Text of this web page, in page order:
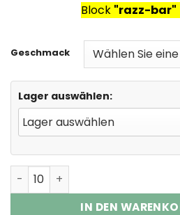
Block "razz-bar"
Geschmack
Lager auswählen:
Razz Bar 65K Plus | 65000
IN DEN